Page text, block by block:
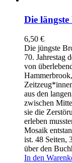
Die
6,50 €
Die jüngste
70. Jahrestag
von
aus den
zwischen
sie die
erleben
Mosaik
ist. 48 Seiten,
über den
In den